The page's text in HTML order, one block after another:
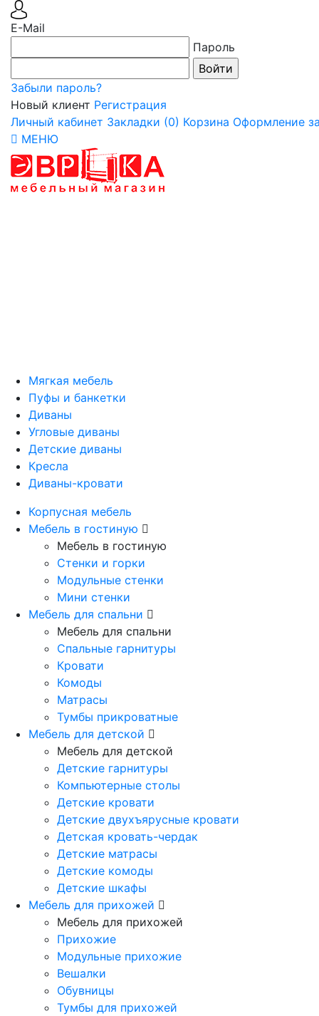
E-Mail
Пароль
Забыли пароль?
Новый клиент Регистрация
Личный кабинет Закладки (0) Корзина Оформление
МЕНЮ
Мягкая мебель
Пуфы и банкетки
Диваны
Угловые диваны
Детские диваны
Кресла
Диваны-кровати
Корпусная мебель
Мебель в гостиную
Мебель в гостиную
Стенки и горки
Модульные стенки
Мини стенки
Мебель для спальни
Мебель для спальни
Спальные гарнитуры
Кровати
Комоды
Матрасы
Тумбы прикроватные
Мебель для детской
Мебель для детской
Детские гарнитуры
Компьютерные столы
Детские кровати
Детские двухъярусные кровати
Детская кровать-чердак
Детские матрасы
Детские комоды
Детские шкафы
Мебель для прихожей
Мебель для прихожей
Прихожие
Модульные прихожие
Вешалки
Обувницы
Тумбы для прихожей